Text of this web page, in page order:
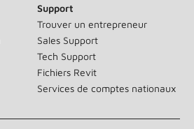
Support
Trouver un entrepreneur
Sales Support
Tech Support
Fichiers Revit
Services de comptes nationaux